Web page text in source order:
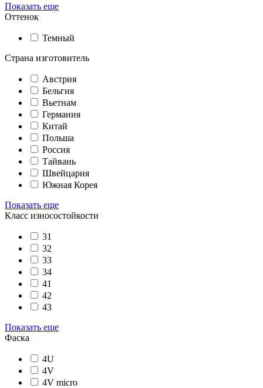
Показать еще
Оттенок
Темный
Страна изготовитель
Австрия
Бельгия
Вьетнам
Германия
Китай
Польша
Россия
Тайвань
Швейцария
Южная Корея
Показать еще
Класс износостойкости
31
32
33
34
41
42
43
Показать еще
Фаска
4U
4V
4V micro